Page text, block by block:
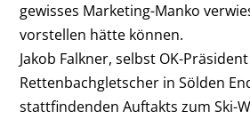
gewisses Marketing-Manko
vorstellen hätte können.
Jakob Falkner, selbst OK-
Rettenbachgletscher in Sölden
stattfindenden Auftakts zum Ski-